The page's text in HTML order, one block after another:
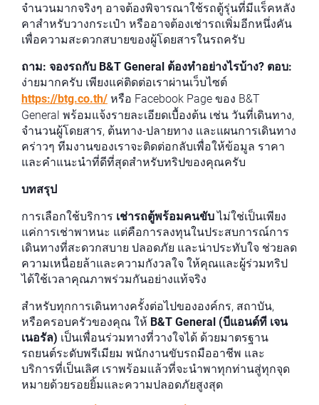
จำนวนมากจริงๆ อาจต้องพิจารณาใช้รถตู้รุ่นที่มีแร็คหลัง
คาสำหรับวางกระเป๋า หรืออาจต้องเช่ารถเพิ่มอีกหนึ่งคัน
เพื่อความสะดวกสบายของผู้โดยสารในรถครับ
ถาม: จองรถกับ B&T General ต้องทำอย่างไรบ้าง? ตอบ:
ง่ายมากครับ เพียงแค่ติดต่อเราผ่านเว็บไซต์
https://btg.co.th/ หรือ Facebook Page ของ B&T
General พร้อมแจ้งรายละเอียดเบื้องต้น เช่น วันที่เดินทาง,
จำนวนผู้โดยสาร, ต้นทาง-ปลายทาง และแผนการเดินทาง
คร่าวๆ ทีมงานของเราจะติดต่อกลับเพื่อให้ข้อมูล ราคา
และคำแนะนำที่ดีที่สุดสำหรับทริปของคุณครับ
บทสรุป
การเลือกใช้บริการ เช่ารถตู้พร้อมคนขับไม่ใช่เป็นเพียง
แค่การเช่าพาหนะ แต่คือการลงทุนในประสบการณ์การ
เดินทางที่สะดวกสบาย ปลอดภัย และน่าประทับใจ ช่วยลด
ความเหนื่อยล้าและความกังวลใจ ให้คุณและผู้ร่วมทริป
ได้ใช้เวลาคุณภาพร่วมกันอย่างแท้จริง
สำหรับทุกการเดินทางครั้งต่อไปขององค์กร, สถาบัน,
หรือครอบครัวของคุณ ให้ B&T General (บีแอนด์ที เจน
เนอรัล) เป็นเพื่อนร่วมทางที่วางใจได้ ด้วยมาตรฐาน
รถยนต์ระดับพรีเมียม พนักงานขับรถมืออาชีพ และ
บริการที่เป็นเลิศ เราพร้อมแล้วที่จะนำพาทุกท่านสู่ทุกจุด
หมายด้วยรอยยิ้มและความปลอดภัยสูงสุด